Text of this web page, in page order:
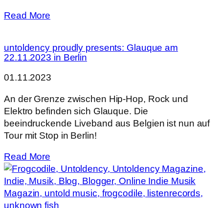
Read More
untoldency proudly presents: Glauque am
22.11.2023 in Berlin
01.11.2023
An der Grenze zwischen Hip-Hop, Rock und
Elektro befinden sich Glauque. Die
beeindruckende Liveband aus Belgien ist nun auf
Tour mit Stop in Berlin!
Read More